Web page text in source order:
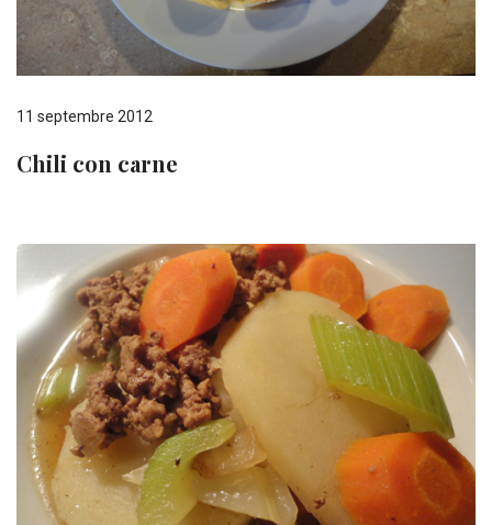
Chili con carne
11 septembre 2012